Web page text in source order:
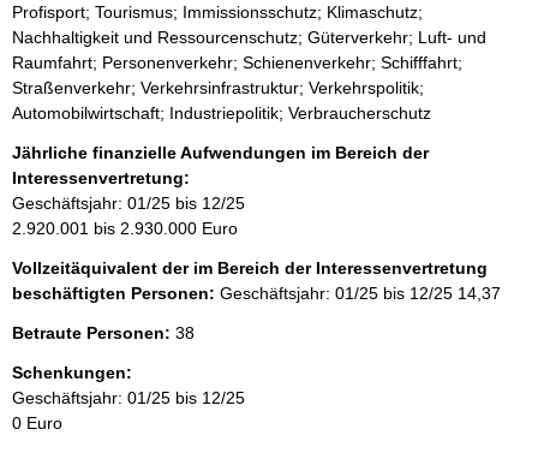
Profisport; Tourismus; Immissionsschutz; Klimaschutz;
Nachhaltigkeit und Ressourcenschutz; Güterverkehr; Luft- und
Raumfahrt; Personenverkehr; Schienenverkehr; Schifffahrt;
Straßenverkehr; Verkehrsinfrastruktur; Verkehrspolitik;
Automobilwirtschaft; Industriepolitik; Verbraucherschutz
Jährliche finanzielle Aufwendungen im Bereich der
Interessenvertretung:
Geschäftsjahr: 01/25 bis 12/25
2.920.001 bis 2.930.000 Euro
Vollzeitäquivalent der im Bereich der Interessenvertretung
beschäftigten Personen: Geschäftsjahr: 01/25 bis 12/25 14,37
Betraute Personen: 38
Schenkungen:
Geschäftsjahr: 01/25 bis 12/25
0 Euro